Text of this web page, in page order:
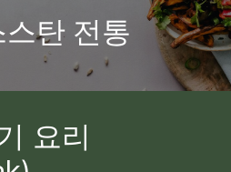
탄 전통
요리